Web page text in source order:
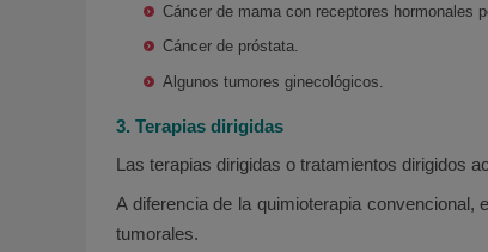
Cáncer de mama con receptores hormonales
Cáncer de próstata.
Algunos tumores ginecológicos.
3. Terapias dirigidas
Las terapias dirigidas o tratamientos dirigidos
A diferencia de la quimioterapia
tumorales.